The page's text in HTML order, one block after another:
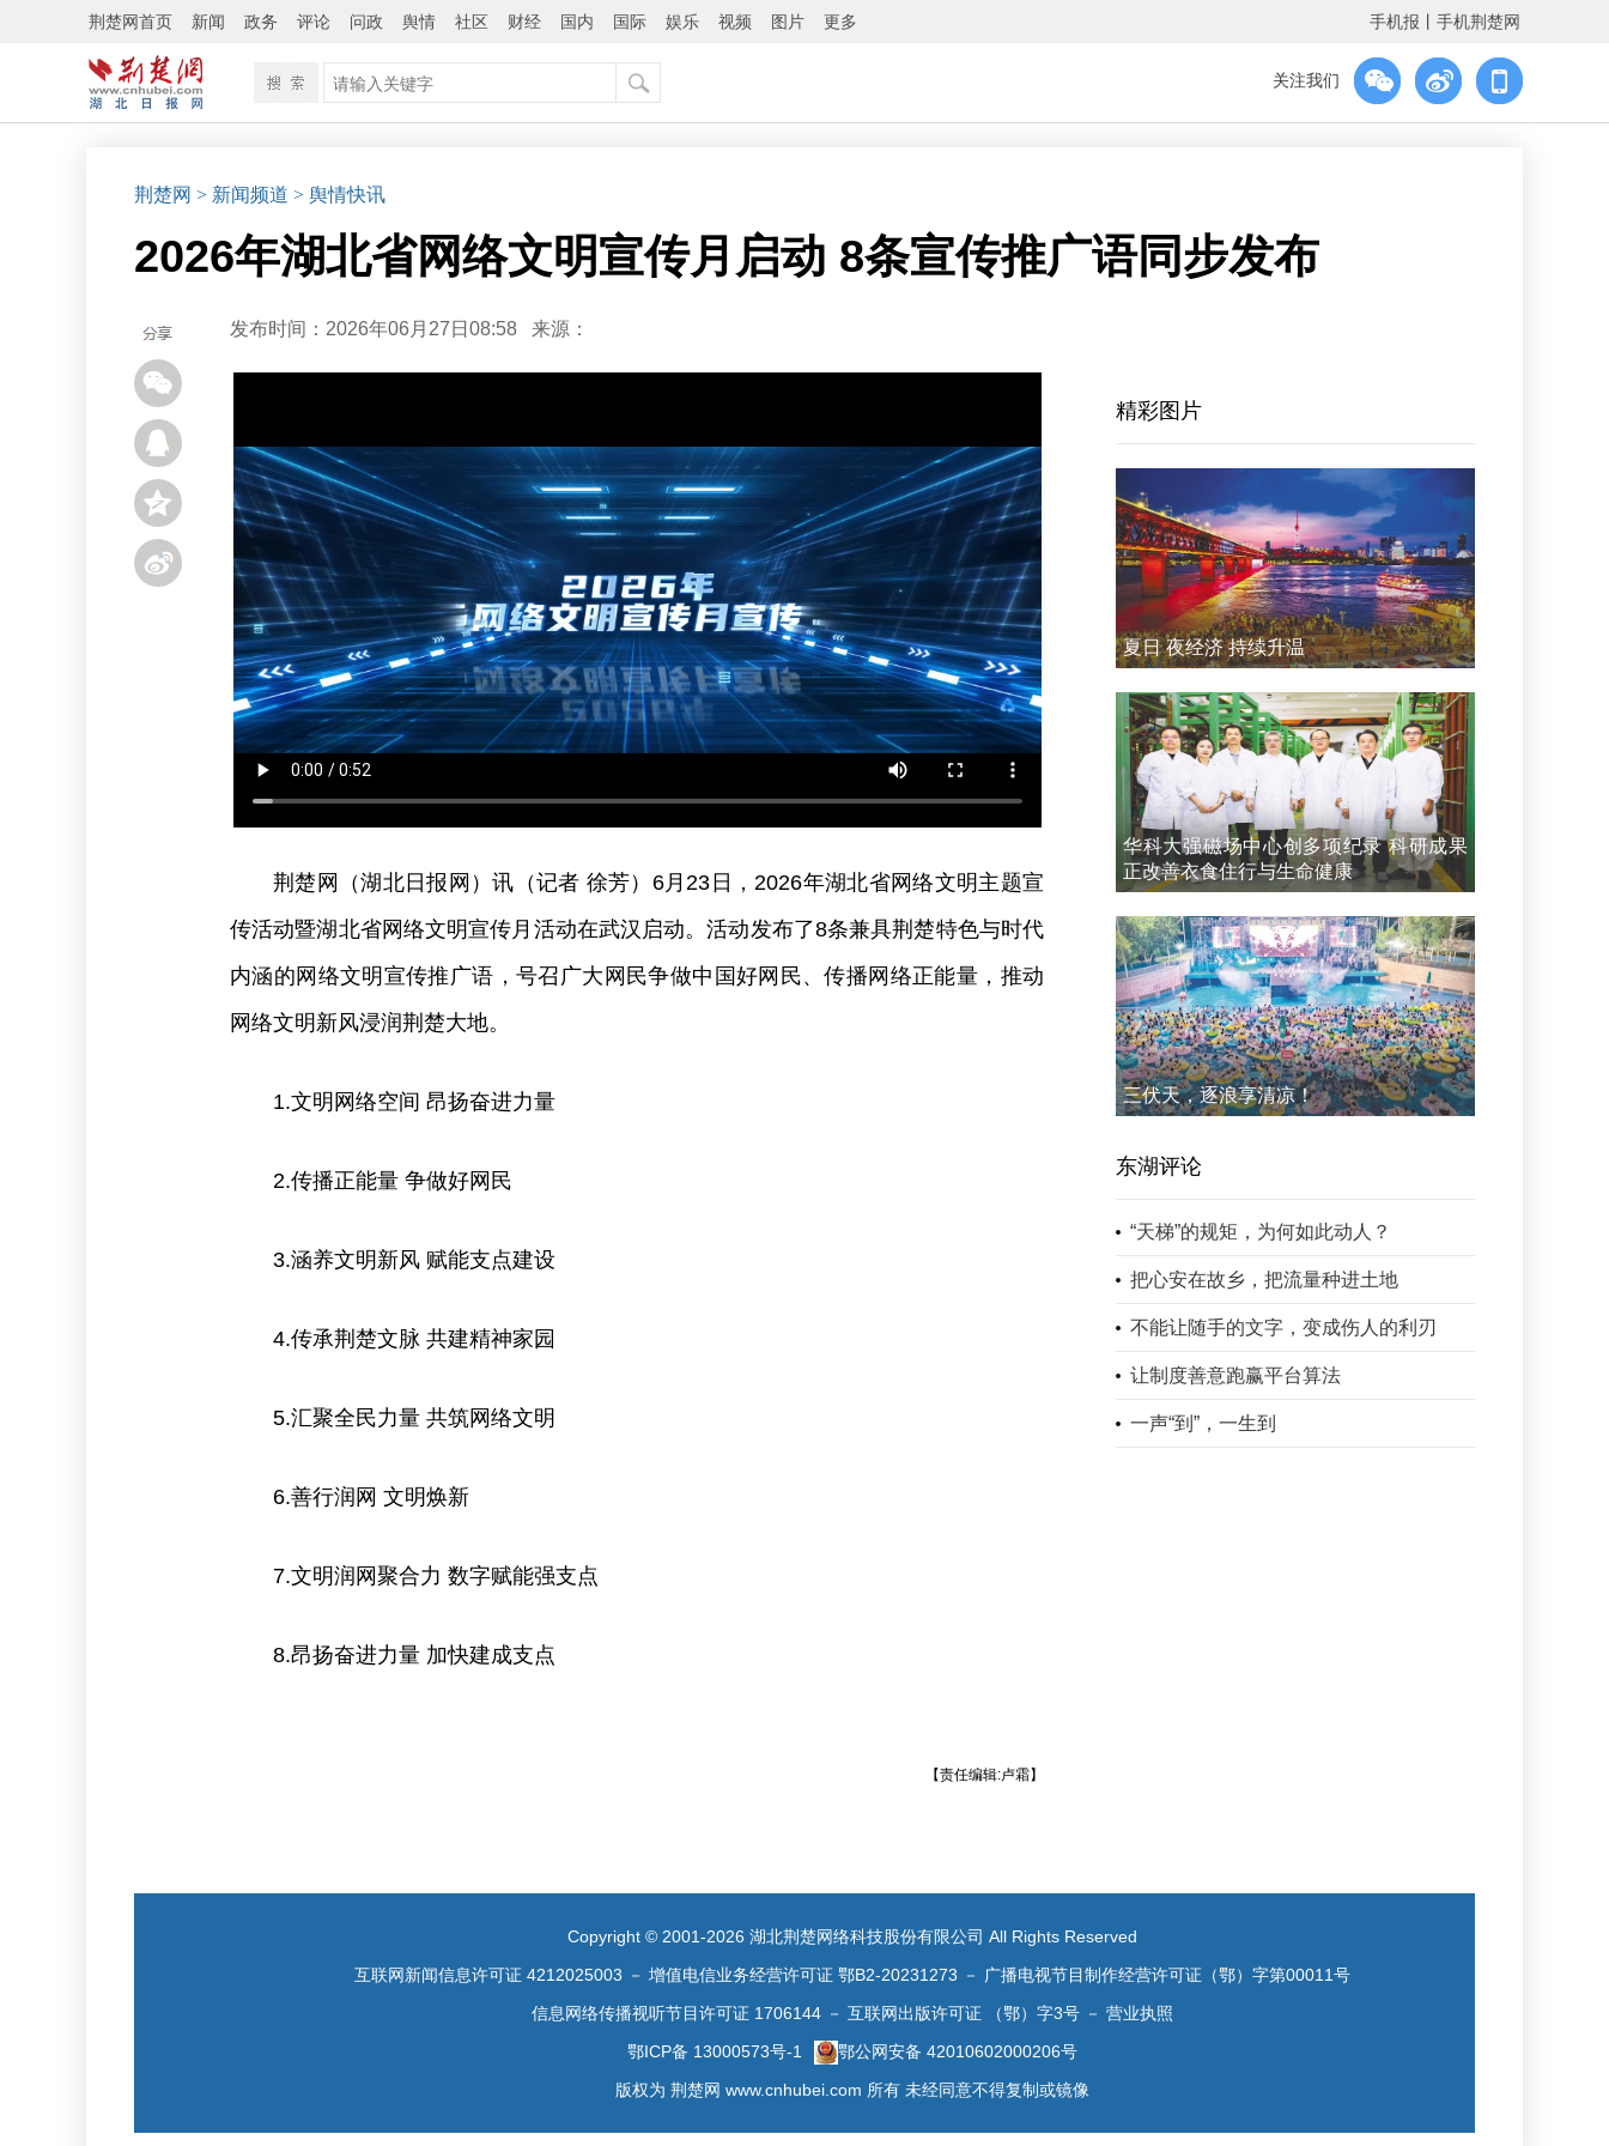
荆楚网首页 新闻 政务 评论 问政 舆情 社区 财经 国内 国际 娱乐 视频 图片 更多 手机报 手机荆楚网
关注我们
荆楚网 > 新闻频道 > 舆情快讯
2026年湖北省网络文明宣传月启动 8条宣传推广语同步发布
发布时间：2026年06月27日08:58 来源：
荆楚网（湖北日报网）讯（记者 徐芳）6月23日，2026年湖北省网络文明主题宣
传活动暨湖北省网络文明宣传月活动在武汉启动。活动发布了8条兼具荆楚特色与时代
内涵的网络文明宣传推广语，号召广大网民争做中国好网民、传播网络正能量，推动
网络文明新风浸润荆楚大地。
1.文明网络空间 昂扬奋进力量
2.传播正能量 争做好网民
3.涵养文明新风 赋能支点建设
4.传承荆楚文脉 共建精神家园
5.汇聚全民力量 共筑网络文明
6.善行润网 文明焕新
7.文明润网聚合力 数字赋能强支点
8.昂扬奋进力量 加快建成支点
【责任编辑:卢霜】
精彩图片
夏日 夜经济 持续升温
华科大强磁场中心创多项纪录 科研成果
正改善衣食住行与生命健康
三伏天，逐浪享清凉！
东湖评论
“天梯”的规矩，为何如此动人？
把心安在故乡，把流量种进土地
不能让随手的文字，变成伤人的利刃
让制度善意跑赢平台算法
一声“到”，一生到
Copyright © 2001-2026 湖北荆楚网络科技股份有限公司 All Rights Reserved
互联网新闻信息许可证 4212025003 － 增值电信业务经营许可证 鄂B2-20231273 －
广播电视节目制作经营许可证（鄂）字第00011号
信息网络传播视听节目许可证 1706144 － 互联网出版许可证 （鄂）字3号 － 营业执照
鄂ICP备 13000573号-1
鄂公网安备 42010602000206号
版权为 荆楚网 www.cnhubei.com 所有 未经同意不得复制或镜像